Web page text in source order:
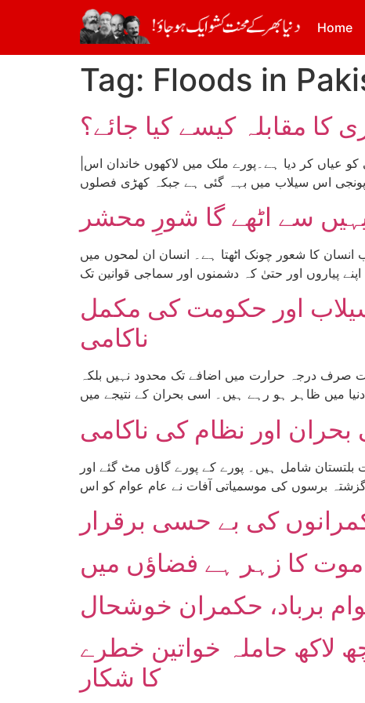
Home
Tag: Floods in
کا مقابلہ کیسے کیا جائے؟
کا شعور چونک اٹھتا ہے۔ انسان ان لمحوں میں
سیلاب اور حکومت کی مکمل
ناکامی
صرف درجہ حرارت میں اضافے تک محدود نہیں بلکہ
بحران اور نظام کی ناکامی
بلتستان شامل ہیں۔ پورے کے پورے گاؤں مٹ گئے اور
کی بے حسی برقرار
برباد، حکمران خوشحال
لاکھ حاملہ خواتین خطرے
کا شکار